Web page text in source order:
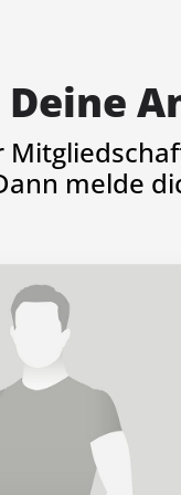
Deine
melde